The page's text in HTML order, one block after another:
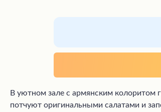
В уютном зале с армянским колоритом
потчуют оригинальными салатами и